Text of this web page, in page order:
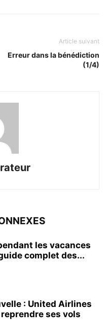
Article suivant
Erreur dans la bénédiction
(1/4)
les vacances
complet des...
: United Airlines
ses vols